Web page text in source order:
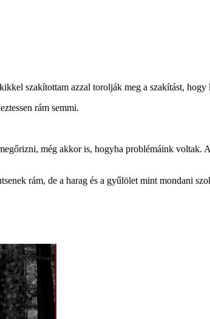
szakítottam azzal torolják meg a szakítást,
rám semmi.
még akkor is, hogyha problémáink
rám, de a harag és a gyűlölet mint mondani